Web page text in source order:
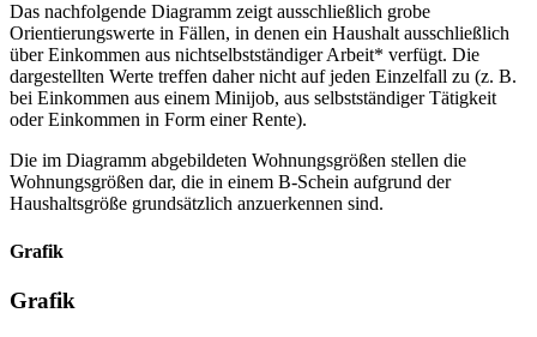
Das nachfolgende Diagramm zeigt ausschließlich grobe
Orientierungswerte in Fällen, in denen ein Haushalt ausschließlich
über Einkommen aus nichtselbstständiger Arbeit* verfügt. Die
dargestellten Werte treffen daher nicht auf jeden Einzelfall zu (z. B.
bei Einkommen aus einem Minijob, aus selbstständiger Tätigkeit
oder Einkommen in Form einer Rente).
Die im Diagramm abgebildeten Wohnungsgrößen stellen die
Wohnungsgrößen dar, die in einem B-Schein aufgrund der
Haushaltsgröße grundsätzlich anzuerkennen sind.
Grafik
Grafik